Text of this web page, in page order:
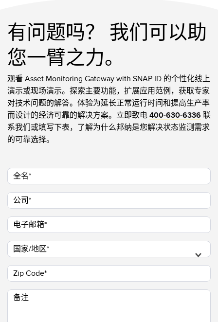
有问题吗？ 我们可以助
您一臂之力。
观看 Asset Monitoring Gateway with SNAP ID 的个性化线上
演示或现场演示。探索主要功能，扩展应用范例，获取专家
对技术问题的解答。体验为延长正常运行时间和提高生产率
而设计的经济可靠的解决方案。立即致电 400-630-6336 联
系我们或填写下表，了解为什么邦纳是您解决状态监测需求
的可靠选择。
全名
公司
电子邮箱
国家/地区
Zip Code
备注